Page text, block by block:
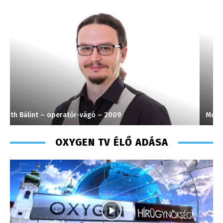
Monoczki Mária – értékesítési vezető – 2014
OXYGEN TV ÉLŐ ADÁSA